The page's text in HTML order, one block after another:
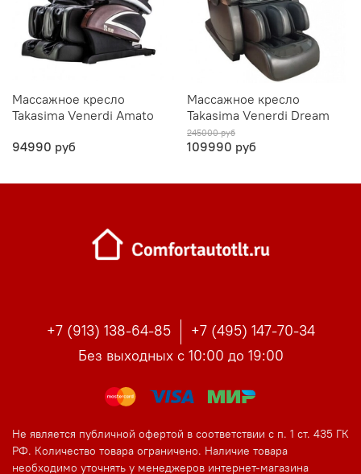
Массажное кресло
Takasima Venerdi Amato
94990 руб
Массажное кресло
Takasima Venerdi Dream
245000 руб
109990 руб
+7 (913) 138-64-85
+7 (495) 147-70-34
Без выходных с 10:00 до 19:00
Не является публичной офертой в соответствии с п. 1 ст. 435 ГК
РФ. Количество товара ограничено. Наличие товара
необходимо уточнять у менеджеров интернет-магазина